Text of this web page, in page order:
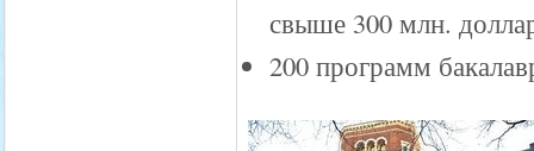
свыше 300 млн.
200 программ